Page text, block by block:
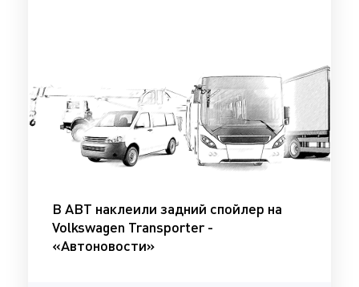
В ABT наклеили задний спойлер на
Volkswagen Transporter -
«Автоновости»